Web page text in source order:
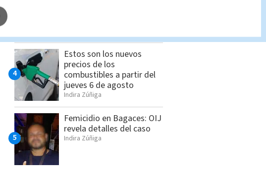
Estos son los nuevos
precios de los
combustibles a partir del
jueves 6 de agosto
Indira Zúñiga
Femicidio en Bagaces: OIJ
revela detalles del caso
Indira Zúñiga